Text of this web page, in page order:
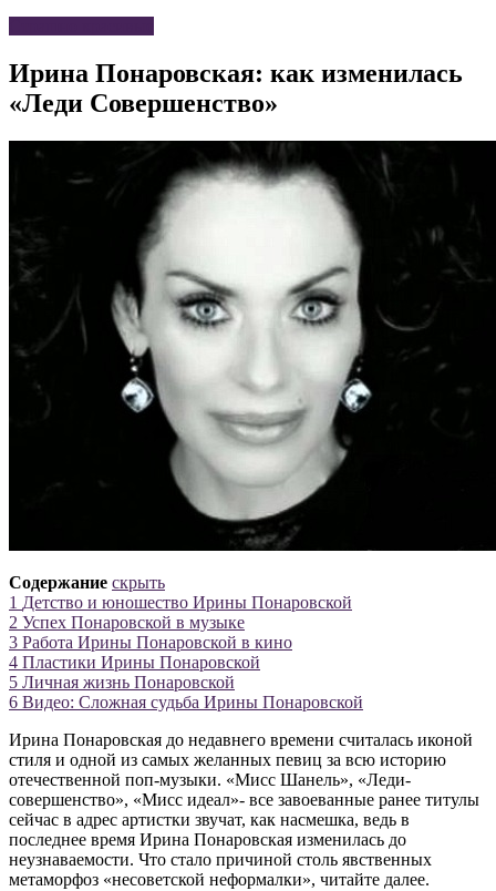
Ирина Понаровская: как изменилась
«Леди Совершенство»
Содержание скрыть
1 Детство и юношество Ирины Понаровской
2 Успех Понаровской в музыке
3 Работа Ирины Понаровской в кино
4 Пластики Ирины Понаровской
5 Личная жизнь Понаровской
6 Видео: Сложная судьба Ирины Понаровской
Ирина Понаровская до недавнего времени считалась иконой
стиля и одной из самых желанных певиц за всю историю
отечественной поп-музыки. «Мисс Шанель», «Леди-
совершенство», «Мисс идеал»- все завоеванные ранее титулы
сейчас в адрес артистки звучат, как насмешка, ведь в
последнее время Ирина Понаровская изменилась до
неузнаваемости. Что стало причиной столь явственных
метаморфоз «несоветской неформалки», читайте далее.